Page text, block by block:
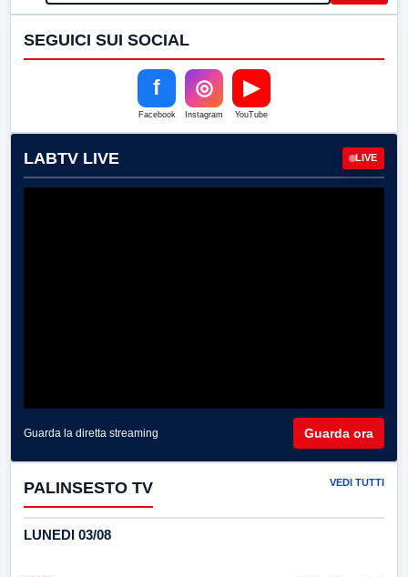
SEGUICI SUI SOCIAL
f
Facebook
◎
Instagram
▶
YouTube
LABTV LIVE LIVE
Guarda la diretta streaming Guarda ora
PALINSESTO TV VEDI TUTTI
LUNEDI 03/08